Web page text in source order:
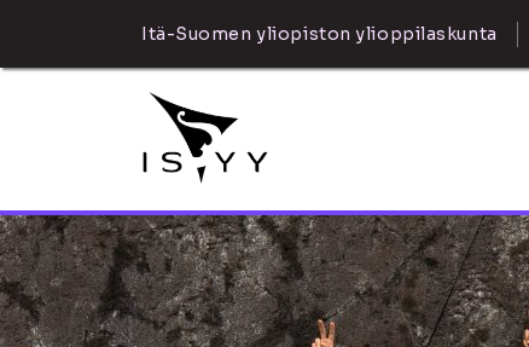
Itä-Suomen yliopiston ylioppilaskunta